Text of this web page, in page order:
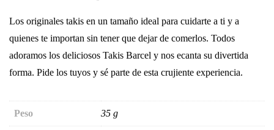
Los originales takis en un tamaño ideal para cuidarte a ti y a
quienes te importan sin tener que dejar de comerlos. Todos
adoramos los deliciosos Takis Barcel y nos ecanta su divertida
forma. Pide los tuyos y sé parte de esta crujiente experiencia.
Peso 35 g